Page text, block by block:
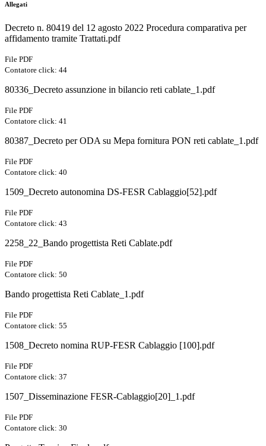
Allegati
Decreto n. 80419 del 12 agosto 2022 Procedura comparativa per
affidamento tramite Trattati.pdf
File PDF
Contatore click: 44
80336_Decreto assunzione in bilancio reti cablate_1.pdf
File PDF
Contatore click: 41
80387_Decreto per ODA su Mepa fornitura PON reti cablate_1.pdf
File PDF
Contatore click: 40
1509_Decreto autonomina DS-FESR Cablaggio[52].pdf
File PDF
Contatore click: 43
2258_22_Bando progettista Reti Cablate.pdf
File PDF
Contatore click: 50
Bando progettista Reti Cablate_1.pdf
File PDF
Contatore click: 55
1508_Decreto nomina RUP-FESR Cablaggio [100].pdf
File PDF
Contatore click: 37
1507_Disseminazione FESR-Cablaggio[20]_1.pdf
File PDF
Contatore click: 30